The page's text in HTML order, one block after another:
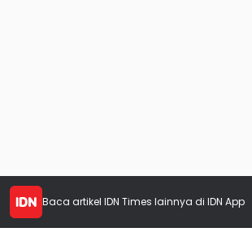
Baca artikel IDN Times lainnya di IDN App